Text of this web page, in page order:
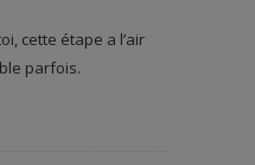
cette étape a l’air
parfois.